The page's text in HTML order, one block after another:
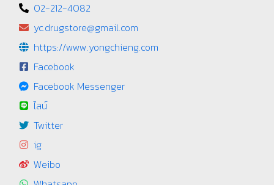
02-212-4082
yc.drugstore@gmail.com
https://www.yongchieng.com
Facebook
Facebook Messenger
ไลน์
Twitter
ig
Weibo